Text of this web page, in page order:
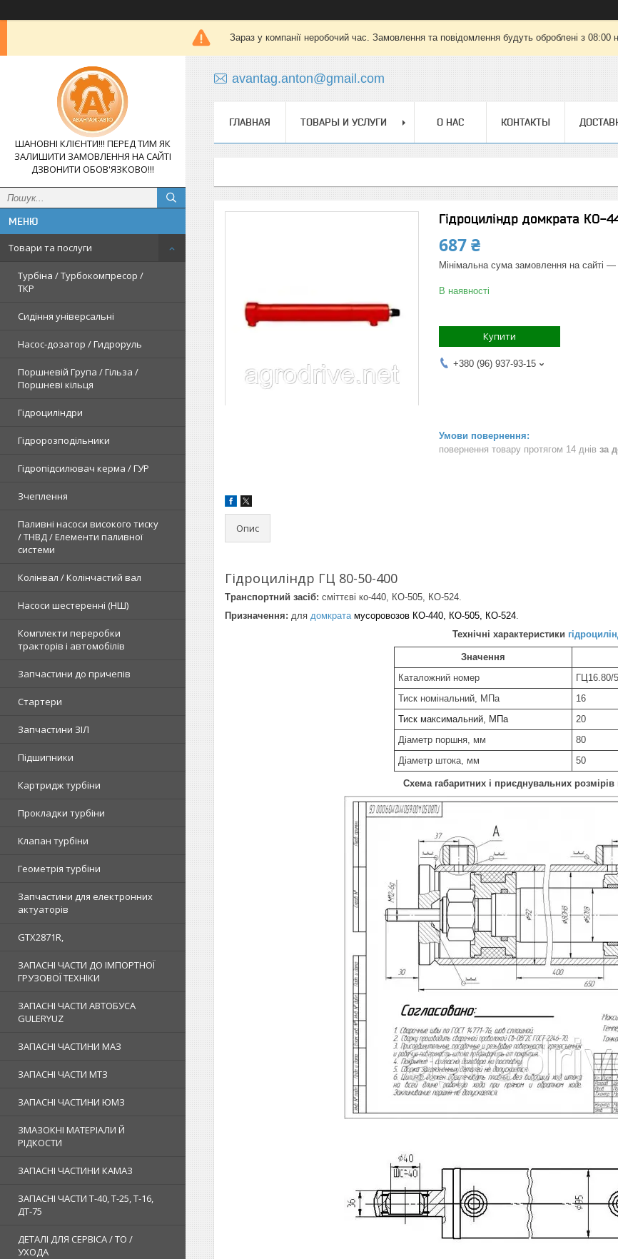
Зараз у компанії неробочий час. Замовлення та повідомлення будуть оброблені з 08:00
ШАНОВНІ КЛІЄНТИ!!! ПЕРЕД ТИМ ЯК
ЗАЛИШИТИ ЗАМОВЛЕННЯ НА САЙТІ
ДЗВОНИТИ ОБОВ'ЯЗКОВО!!!
Товари та послуги
Турбіна / Турбокомпресор /
ТКР
Сидіння універсальні
Насос-дозатор / Гидроруль
Поршневій Група / Гільза /
Поршневі кільця
Гідроциліндри
Гідророзподільники
Гідропідсилювач керма / ГУР
Зчеплення
Паливні насоси високого тиску
/ ТНВД / Елементи паливної
системи
Колінвал / Колінчастий вал
Насоси шестеренні (НШ)
Комплекти переробки
тракторів і автомобілів
Запчастини до причепів
Стартери
Запчастини ЗІЛ
Підшипники
Картридж турбіни
Прокладки турбіни
Клапан турбіни
Геометрія турбіни
Запчастини для електронних
актуаторів
GTX2871R,
ЗАПАСНІ ЧАСТИ ДО ІМПОРТНОЇ
ГРУЗОВОЇ ТЕХНІКИ
ЗАПАСНІ ЧАСТИ АВТОБУСА
GULERYUZ
ЗАПАСНІ ЧАСТИНИ МАЗ
ЗАПАСНІ ЧАСТИ МТЗ
ЗАПАСНІ ЧАСТИНИ ЮМЗ
ЗМАЗОКНІ МАТЕРІАЛИ Й
РІДКОСТИ
ЗАПАСНІ ЧАСТИНИ КАМАЗ
ЗАПАСНІ ЧАСТИ Т-40, Т-25, Т-16,
ДТ-75
ДЕТАЛІ ДЛЯ СЕРВІСА / ТО /
УХОДА
avantag.anton@gmail.com
ГЛАВНАЯ ТОВАРЫ И УСЛУГИ О НАС КОНТАКТЫ
Гідроциліндр домкрата
687 ₴
Мінімальна сума замовлення на сайті
В наявності
Купити
+380 (96) 937-93-15
повернення товару протягом 14 днів за
Опис
Гідроциліндр ГЦ 80-50-400
Транспортний засіб: сміттєві ко-440, КО-505, КО-524.
Призначення: для домкрата мусоровозов КО-440, КО-505, КО-524.
Технічні характеристики
Значення
Каталожний номер
ГЦ16.80/
Тиск номінальний, МПа
16
Тиск максимальний, МПа
20
Діаметр поршня, мм
80
Діаметр штока, мм
50
Схема габаритних і приєднувальних розмірів